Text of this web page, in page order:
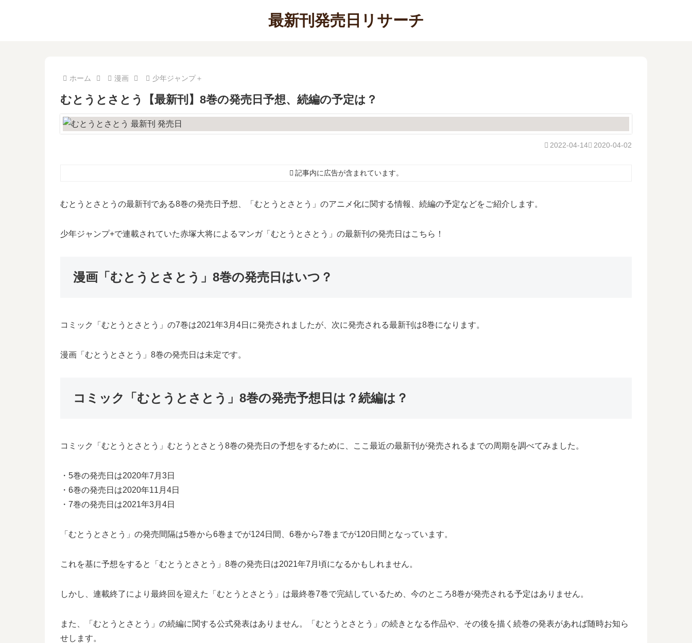
最新刊発売日リサーチ
ホーム 漫画 少年ジャンプ＋
むとうとさとう【最新刊】8巻の発売日予想、続編の予定は？
2020-04-02
2022-04-14
記事内に広告が含まれています。
むとうとさとうの最新刊である8巻の発売日予想、「むとうとさとう」のアニメ化に関する情報、続編の予定などをご紹介します。
少年ジャンプ+で連載されていた赤塚大将によるマンガ「むとうとさとう」の最新刊の発売日はこちら！
漫画「むとうとさとう」8巻の発売日はいつ？
コミック「むとうとさとう」の7巻は2021年3月4日に発売されましたが、次に発売される最新刊は8巻になります。
漫画「むとうとさとう」8巻の発売日は未定です。
コミック「むとうとさとう」8巻の発売予想日は？続編は？
コミック「むとうとさとう」むとうとさとう8巻の発売日の予想をするために、ここ最近の最新刊が発売されるまでの周期を調べてみました。
・5巻の発売日は2020年7月3日
・6巻の発売日は2020年11月4日
・7巻の発売日は2021年3月4日
「むとうとさとう」の発売間隔は5巻から6巻までが124日間、6巻から7巻までが120日間となっています。
これを基に予想をすると「むとうとさとう」8巻の発売日は2021年7月頃になるかもしれません。
しかし、連載終了により最終回を迎えた「むとうとさとう」は最終巻7巻で完結しているため、今のところ8巻が発売される予定はありません。
また、「むとうとさとう」の続編に関する公式発表はありません。「むとうとさとう」の続きとなる作品や、その後を描く続巻の発表があれば随時お知ら
せします。